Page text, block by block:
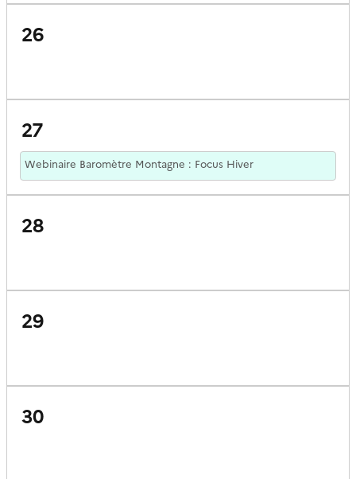
26
27
Webinaire Baromètre Montagne : Focus Hiver
28
29
30